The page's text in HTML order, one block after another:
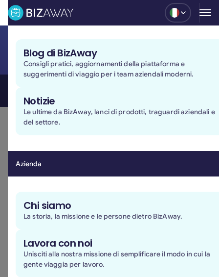
Blog
Blog di BizAway
Consigli pratici, aggiornamenti della piattaforma e
suggerimenti di viaggio per i team aziendali moderni.
Notizie
Le ultime da BizAway, lanci di prodotti, traguardi aziendali e
del settore.
Azienda
Chi siamo
La storia, la missione e le persone dietro BizAway.
Lavora con noi
Unisciti alla nostra missione di semplificare il modo in cui la
gente viaggia per lavoro.
Modello organizzativo
Modello di organizzazione, gestione e
controllo ai sensi del D. Lgs. 231/01
quelle categorie di individui, gruppi o istituzioni il cui
affari della società nonché gli impegni e le
responsabilità dei propri collaboratori.
Al fine di garantire al meglio le condizioni di correttezza
e trasparenza nella gestione delle attività aziendali,
BizAway S.r.l SB ha ritenuto opportuno adottare un